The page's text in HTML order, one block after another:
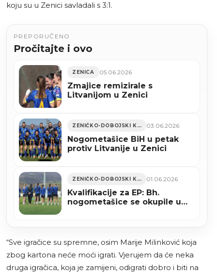
koju su u Zenici savladali s 3:1.
PREPORUČENO
Pročitajte i ovo
ZENICA 05.06.2026
Zmajice remizirale s
Litvanijom u Zenici
ZENIČKO-DOBOJSKI KANTON 03.06.2026
Nogometašice BiH u petak
protiv Litvanije u Zenici
ZENIČKO-DOBOJSKI KANTON 01.06.2026
Kvalifikacije za EP: Bh.
nogometašice se okupile u
“Sve igračice su spremne, osim Marije Milinković koja
zbog kartona neće moći igrati. Vjerujem da će neka
druga igračica, koja je zamijeni, odigrati dobro i biti na